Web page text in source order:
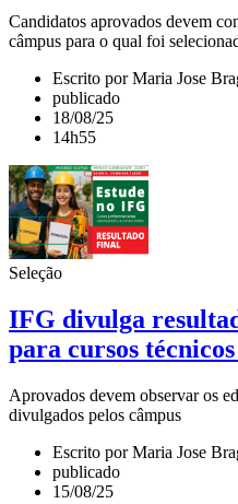
Candidatos aprovados devem
câmpus para o qual foi
Escrito por Maria Jose
publicado
18/08/25
14h55
Seleção
IFG divulga
para cursos
Aprovados devem observar os
divulgados pelos câmpus
Escrito por Maria Jose
publicado
15/08/25